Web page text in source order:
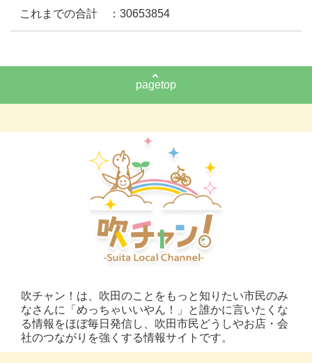
これまでの合計 ：30653854
pagetop
吹チャン！は、吹田のことをもっと知りたい市民のみ
なさんに「めっちゃいいやん！」と誰かに言いたくな
る情報をほぼ毎日発信し、吹田市民どうしやお店・会
社のつながりを強くする情報サイトです。